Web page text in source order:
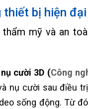
thiết bị hiện
mỹ và an
cười 3D (Công
nụ cười sau điều
sống động. Từ